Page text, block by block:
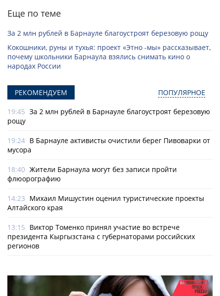
Еще по теме
За 2 млн рублей в Барнауле благоустроят березовую рощу
Кокошники, руны и тухья: проект «Этно -мы» рассказывает,
почему школьники Барнаула взялись снимать кино о
народах России
РЕКОМЕНДУЕМ ПОПУЛЯРНОЕ
19:45 За 2 млн рублей в Барнауле благоустроят березовую
рощу
19:24 В Барнауле активисты очистили берег Пивоварки от
мусора
18:40 Жители Барнаула могут без записи пройти
флюорографию
14:23 Михаил Мишустин оценил туристические проекты
Алтайского края
13:15 Виктор Томенко принял участие во встрече
президента Кыргызстана с губернаторами российских
регионов